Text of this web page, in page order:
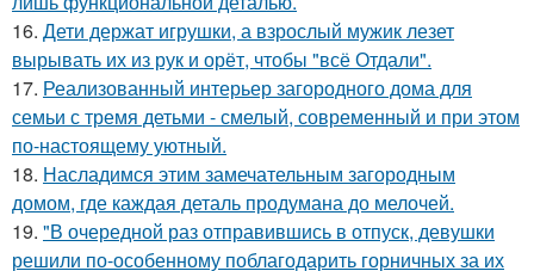
16. Дети держат игрушки, а взрослый мужик лезет
вырывать их из рук и орёт, чтобы "всё Отдали".
17. Реализованный интерьер загородного дома для
семьи с тремя детьми - смелый, современный и при этом
по-настоящему уютный.
18. Насладимся этим замечательным загородным
домом, где каждая деталь продумана до мелочей.
19. "В очередной раз отправившись в отпуск, девушки
решили по-особенному поблагодарить горничных за их